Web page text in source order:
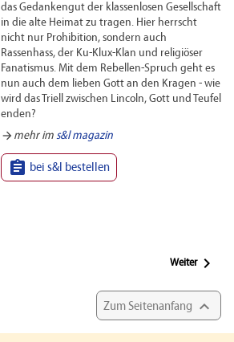
das Gedankengut der klassenlosen Gesellschaft
in die alte Heimat zu tragen. Hier herrscht
nicht nur Prohibition, sondern auch
Rassenhass, der Ku-Klux-Klan und religiöser
Fanatismus. Mit dem Rebellen-Spruch geht es
nun auch dem lieben Gott an den Kragen - wie
wird das Triell zwischen Lincoln, Gott und Teufel
enden?
arrow_forward mehr im s&l magazin
 bei s&l bestellen
Weiter
Zum Seitenanfang 